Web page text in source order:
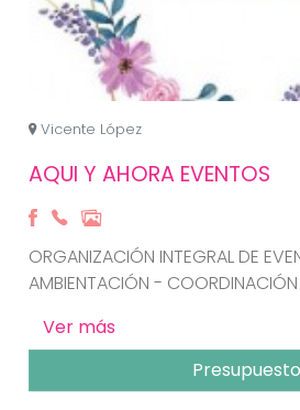
Vicente López
AQUI Y AHORA EVENTOS
ORGANIZACIÓN INTEGRAL DE
AMBIENTACIÓN - COORDINACIÓN
Ver más
Presupuesto